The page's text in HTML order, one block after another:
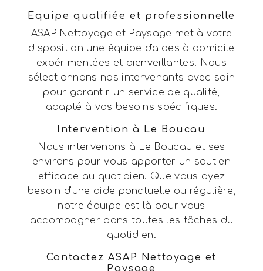
Equipe qualifiée et professionnelle
ASAP Nettoyage et Paysage met à votre
disposition une équipe d'aides à domicile
expérimentées et bienveillantes. Nous
sélectionnons nos intervenants avec soin
pour garantir un service de qualité,
adapté à vos besoins spécifiques.
Intervention à Le Boucau
Nous intervenons à Le Boucau et ses
environs pour vous apporter un soutien
efficace au quotidien. Que vous ayez
besoin d'une aide ponctuelle ou régulière,
notre équipe est là pour vous
accompagner dans toutes les tâches du
quotidien.
Contactez ASAP Nettoyage et
Paysage